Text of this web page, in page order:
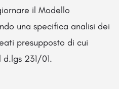
il Modello
una specifica analisi dei
presupposto di cui
231/01.